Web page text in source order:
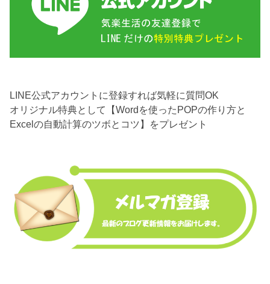
LINE公式アカウントに登録すれば気軽に質問OK
オリジナル特典として【Wordを使ったPOPの作り方と
Excelの自動計算のツボとコツ】をプレゼント